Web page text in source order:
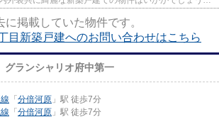
に掲載していた物件です。
目新築戸建へのお問い合わせはこちら
グランシャリオ府中第一
「 分倍河原 」駅 徒歩7分
「 分倍河原 」駅 徒歩7分